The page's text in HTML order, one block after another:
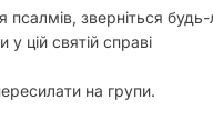
зверніться
цій святій справі
на групи.